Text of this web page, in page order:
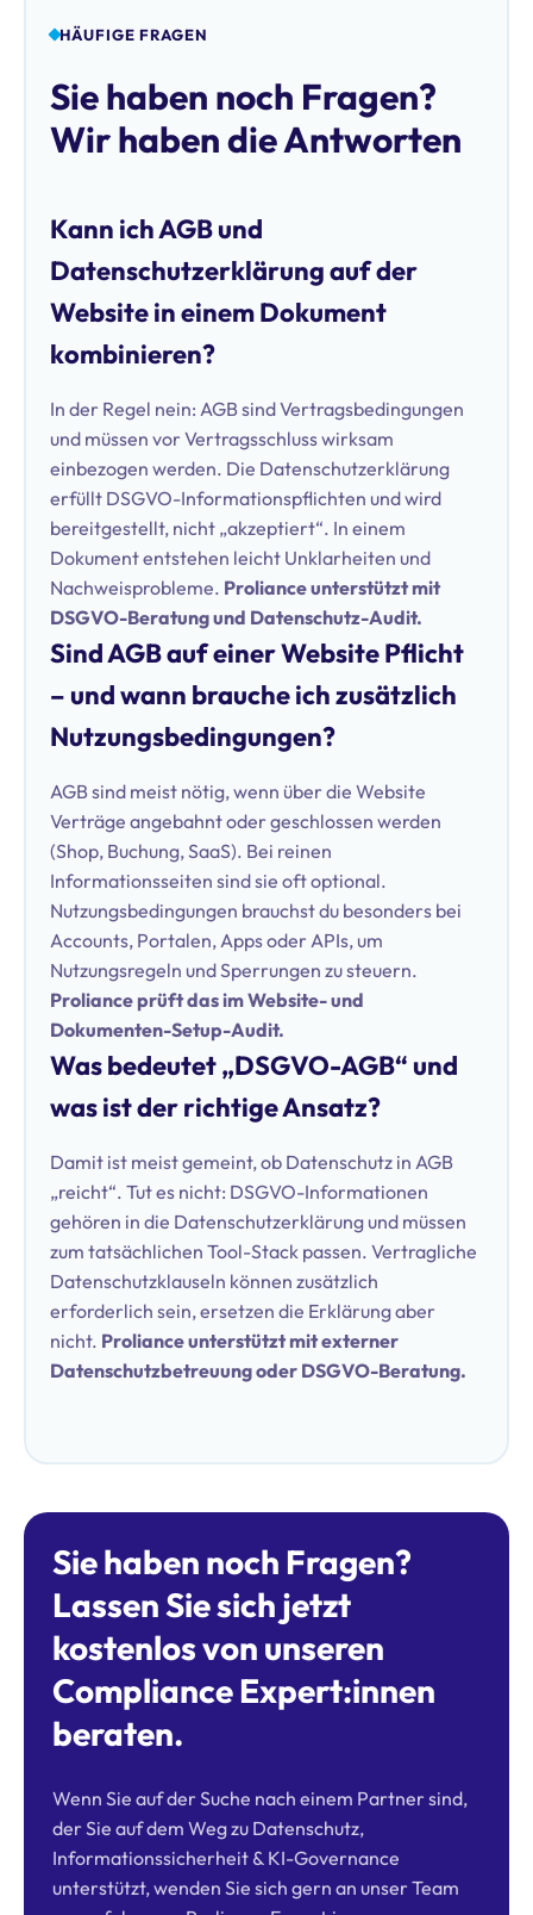
HÄUFIGE FRAGEN
Sie haben noch Fragen?
Wir haben die Antworten
Kann ich AGB und
Datenschutzerklärung auf der
Website in einem Dokument
kombinieren?
In der Regel nein: AGB sind Vertragsbedingungen
und müssen vor Vertragsschluss wirksam
einbezogen werden. Die Datenschutzerklärung
erfüllt DSGVO-Informationspflichten und wird
bereitgestellt, nicht „akzeptiert“. In einem
Dokument entstehen leicht Unklarheiten und
Nachweisprobleme. Proliance unterstützt mit
DSGVO-Beratung und Datenschutz-Audit.
Sind AGB auf einer Website Pflicht
– und wann brauche ich zusätzlich
Nutzungsbedingungen?
AGB sind meist nötig, wenn über die Website
Verträge angebahnt oder geschlossen werden
(Shop, Buchung, SaaS). Bei reinen
Informationsseiten sind sie oft optional.
Nutzungsbedingungen brauchst du besonders bei
Accounts, Portalen, Apps oder APIs, um
Nutzungsregeln und Sperrungen zu steuern.
Proliance prüft das im Website- und
Dokumenten-Setup-Audit.
Was bedeutet „DSGVO-AGB“ und
was ist der richtige Ansatz?
Damit ist meist gemeint, ob Datenschutz in AGB
„reicht“. Tut es nicht: DSGVO-Informationen
gehören in die Datenschutzerklärung und müssen
zum tatsächlichen Tool-Stack passen. Vertragliche
Datenschutzklauseln können zusätzlich
erforderlich sein, ersetzen die Erklärung aber
nicht. Proliance unterstützt mit externer
Datenschutzbetreuung oder DSGVO-Beratung.
Sie haben noch Fragen?
Lassen Sie sich jetzt
kostenlos von unseren
Compliance Expert:innen
beraten.
Wenn Sie auf der Suche nach einem Partner sind,
der Sie auf dem Weg zu Datenschutz,
Informationssicherheit & KI-Governance
unterstützt, wenden Sie sich gern an unser Team